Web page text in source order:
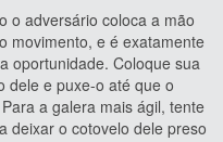
coloca a mão
movimento, e é exatamente
oportunidade. Coloque sua
dele e puxe-o até que o
a galera mais ágil, tente
deixar o cotovelo dele preso